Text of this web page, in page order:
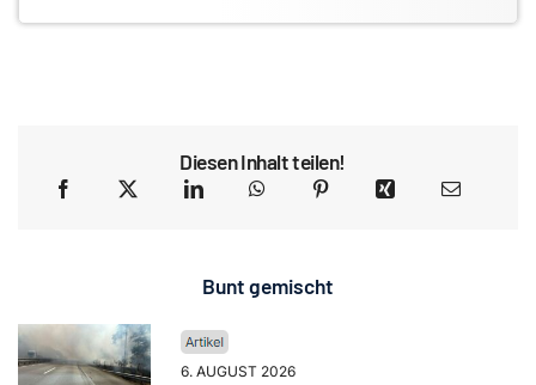
Diesen Inhalt teilen!
Bunt gemischt
6. AUGUST 2026